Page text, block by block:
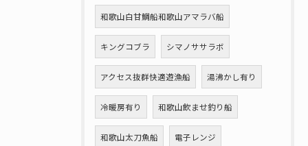
和歌山白甘鯛船和歌山アマラバ船
キングコブラ シマノササラボ
アクセス抜群快適遊漁船 湯沸かし有り
冷暖房有り 和歌山飲ませ釣り船
和歌山太刀魚船 電子レンジ